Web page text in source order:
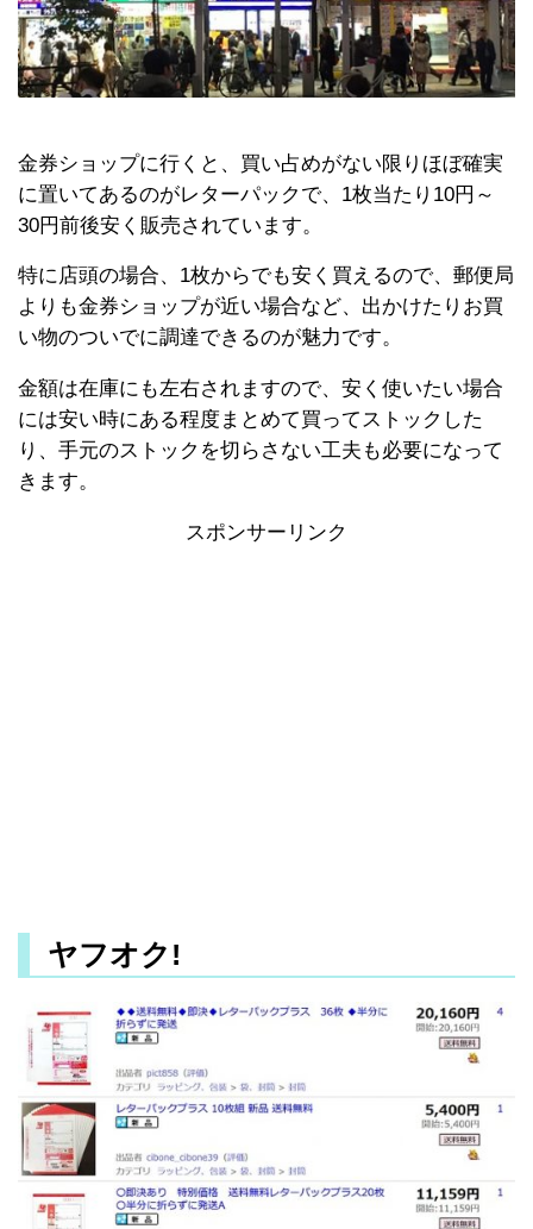
金券ショップに行くと、買い占めがない限りほぼ確実
に置いてあるのがレターパックで、1枚当たり10円～
30円前後安く販売されています。
特に店頭の場合、1枚からでも安く買えるので、郵便局
よりも金券ショップが近い場合など、出かけたりお買
い物のついでに調達できるのが魅力です。
金額は在庫にも左右されますので、安く使いたい場合
には安い時にある程度まとめて買ってストックした
り、手元のストックを切らさない工夫も必要になって
きます。
スポンサーリンク
ヤフオク!